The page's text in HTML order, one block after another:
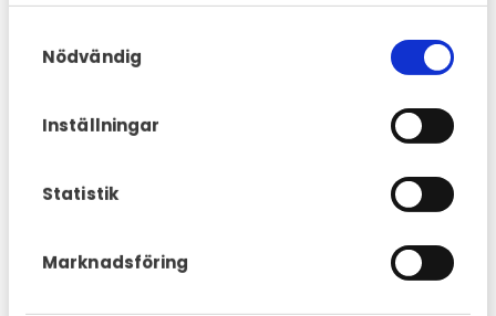
Nödvändig
Inställningar
Statistik
Marknadsföring